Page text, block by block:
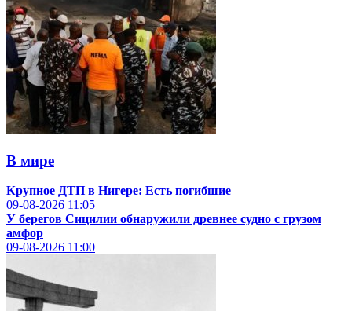
В мире
Крупное ДТП в Нигере: Есть погибшие
09-08-2026 11:05
У берегов Сицилии обнаружили древнее судно с грузом
амфор
09-08-2026 11:00